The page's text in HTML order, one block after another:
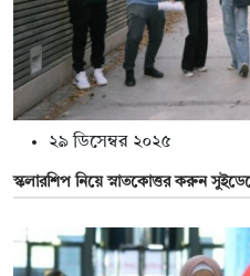
২৯ ডিসেম্বর ২০২৫
স্কলারশিপ নিয়ে স্নাতকোত্তর করুন